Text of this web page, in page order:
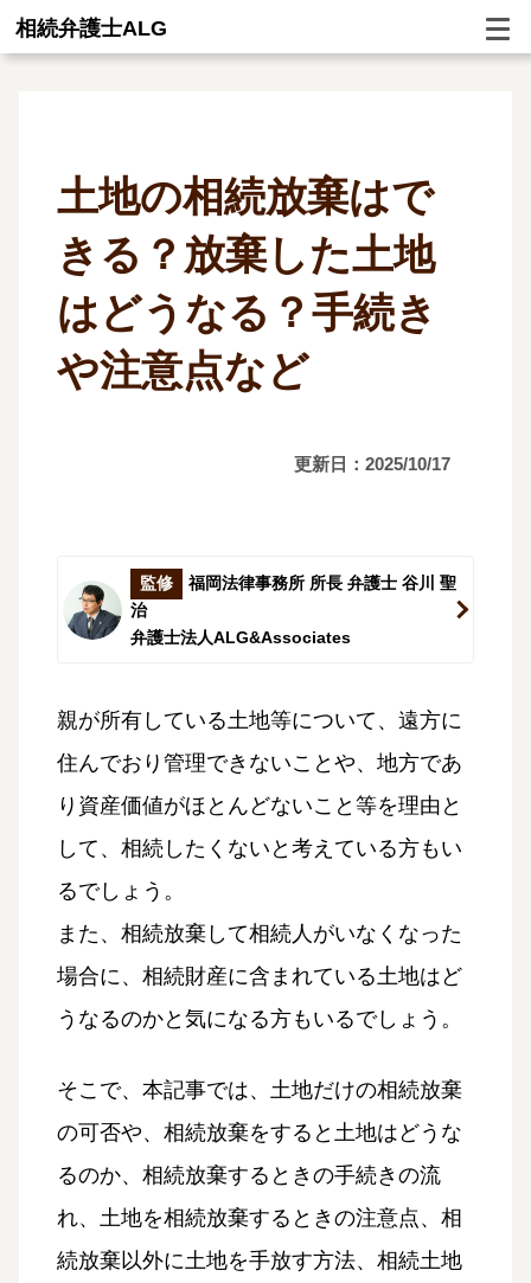
相続弁護士ALG
土地の相続放棄はで
きる？放棄した土地
はどうなる？手続き
や注意点など
更新日：2025/10/17
監修
福岡法律事務所 所長 弁護士 谷川 聖
治
弁護士法人ALG&Associates
親が所有している土地等について、遠方に
住んでおり管理できないことや、地方であ
り資産価値がほとんどないこと等を理由と
して、相続したくないと考えている方もい
るでしょう。
また、相続放棄して相続人がいなくなった
場合に、相続財産に含まれている土地はど
うなるのかと気になる方もいるでしょう。
そこで、本記事では、土地だけの相続放棄
の可否や、相続放棄をすると土地はどうな
るのか、相続放棄するときの手続きの流
れ、土地を相続放棄するときの注意点、相
続放棄以外に土地を手放す方法、相続土地